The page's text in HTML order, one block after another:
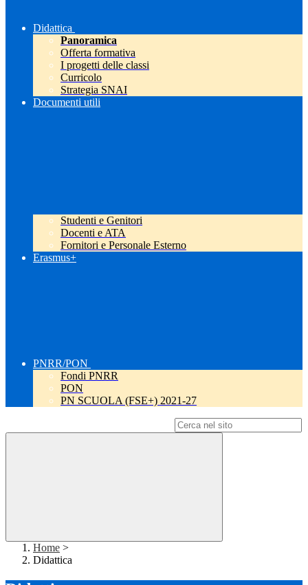
Didattica
Panoramica
Offerta formativa
I progetti delle classi
Curricolo
Strategia SNAI
Documenti utili
Studenti e Genitori
Docenti e ATA
Fornitori e Personale Esterno
Erasmus+
PNRR/PON
Fondi PNRR
PON
PN SCUOLA (FSE+) 2021-27
Home >
Didattica